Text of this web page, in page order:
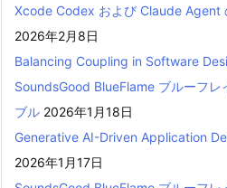
Xcode Codex および Claude Agent
2026年2月8日
Balancing Coupling in Software
SoundsGood BlueFlame ブルーフ
ブル 2026年1月18日
Generative AI-Driven Application
2026年1月17日